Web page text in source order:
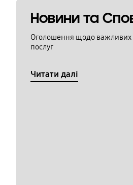
Новини та
Оголошення щодо важливих
послуг
Читати далі